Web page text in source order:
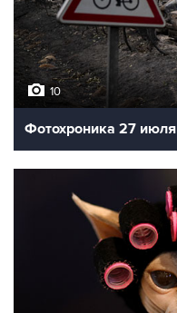
10
Фотохроника 27 июля